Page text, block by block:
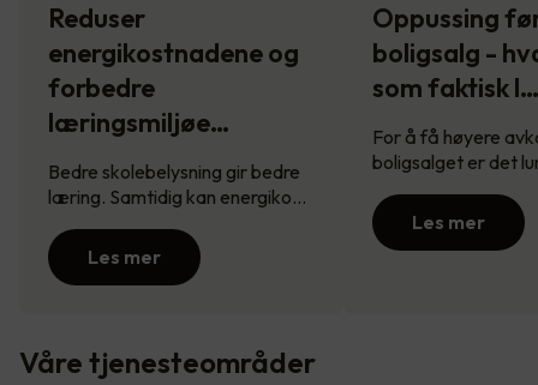
Reduser
energikostnadene og
forbedre
læringsmiljøe…
Bedre skolebelysning gir bedre
læring. Samtidig kan energiko…
Les mer
Oppussing
boligsalg -
som faktisk l…
For å få høyere
boligsalget er det
Les mer
Våre tjenesteområder